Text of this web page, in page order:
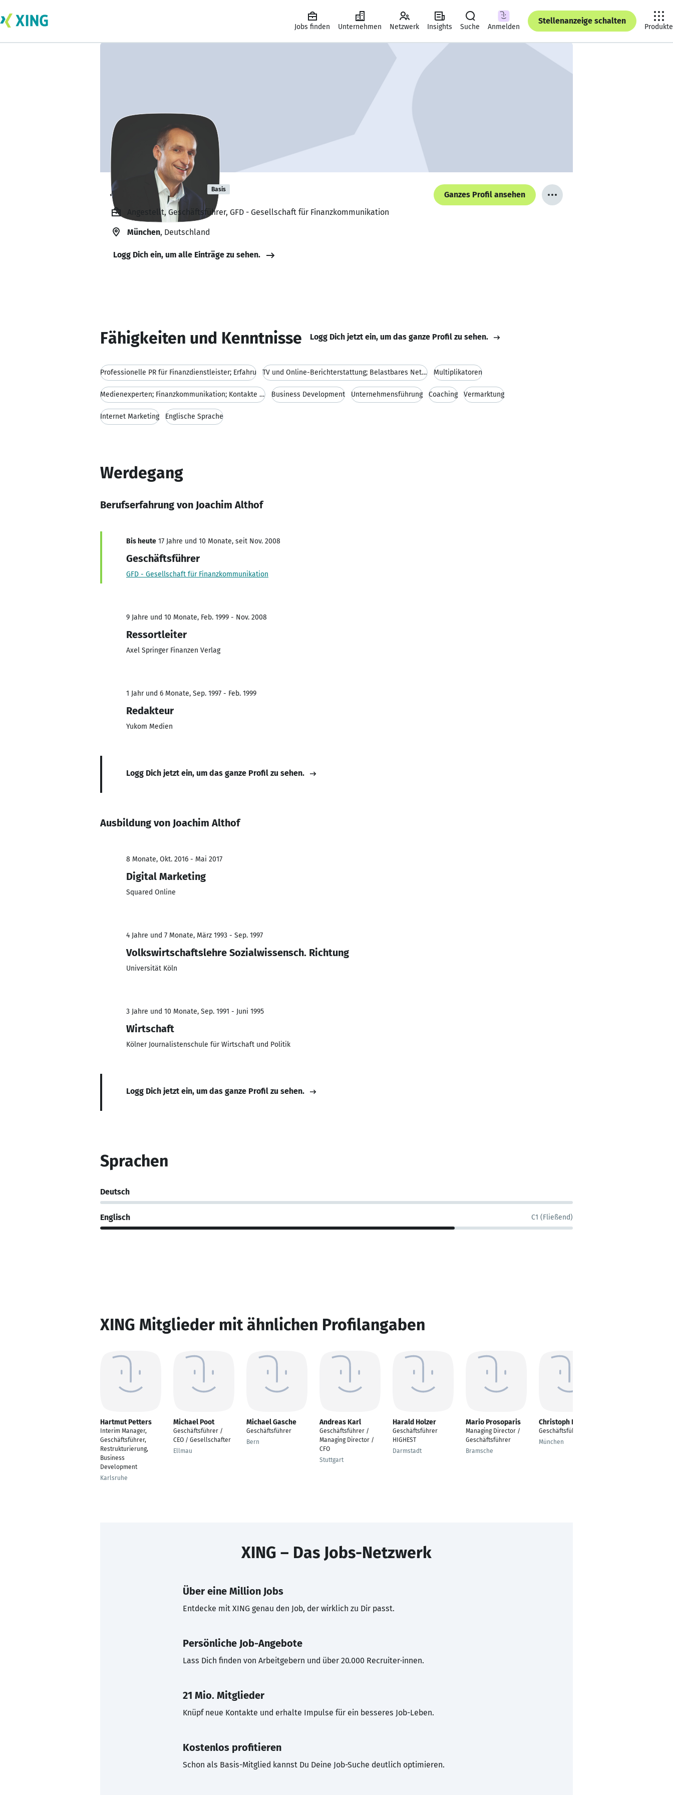
Jobs finden Unternehmen Netzwerk Insights Suche Anmelden
Stellenanzeige schalten
Produkte
Joachim Althof Basis
Ganzes Profil ansehen
Angestellt, Geschäftsführer, GFD - Gesellschaft für Finanzkommunikation
München, Deutschland
Logg Dich ein, um alle Einträge zu sehen.
Fähigkeiten und Kenntnisse Logg Dich jetzt ein, um das ganze Profil zu sehen.
Professionelle PR für Finanzdienstleister; Erfahru TV und Online-Berichterstattung; Belastbares Netzw Multiplikatoren
Medienexperten; Finanzkommunikation; Kontakte zu A Business Development Unternehmensführung Coaching Vermarktung
Internet Marketing Englische Sprache
Werdegang
Berufserfahrung von Joachim Althof
Bis heute 17 Jahre und 10 Monate, seit Nov. 2008
Geschäftsführer
GFD - Gesellschaft für Finanzkommunikation
9 Jahre und 10 Monate, Feb. 1999 - Nov. 2008
Ressortleiter
Axel Springer Finanzen Verlag
1 Jahr und 6 Monate, Sep. 1997 - Feb. 1999
Redakteur
Yukom Medien
Logg Dich jetzt ein, um das ganze Profil zu sehen.
Ausbildung von Joachim Althof
8 Monate, Okt. 2016 - Mai 2017
Digital Marketing
Squared Online
4 Jahre und 7 Monate, März 1993 - Sep. 1997
Volkswirtschaftslehre Sozialwissensch. Richtung
Universität Köln
3 Jahre und 10 Monate, Sep. 1991 - Juni 1995
Wirtschaft
Kölner Journalistenschule für Wirtschaft und Politik
Logg Dich jetzt ein, um das ganze Profil zu sehen.
Sprachen
Deutsch
Englisch C1 (Fließend)
XING Mitglieder mit ähnlichen Profilangaben
Hartmut Petters
Interim Manager,
Geschäftsführer,
Restrukturierung,
Business
Development
Karlsruhe
Michael Poot
Geschäftsführer /
CEO / Gesellschafter
Ellmau
Michael Gasche
Geschäftsführer
Bern
Andreas Karl
Geschäftsführer /
Managing Director /
CFO
Stuttgart
Harald Holzer
Geschäftsführer
HIGHEST
Darmstadt
Mario Prosoparis
Managing Director /
Geschäftsführer
Bramsche
Christoph Hofer
Geschäftsführer
München
XING – Das Jobs-Netzwerk
Über eine Million Jobs
Entdecke mit XING genau den Job, der wirklich zu Dir passt.
Persönliche Job-Angebote
Lass Dich finden von Arbeitgebern und über 20.000 Recruiter·innen.
21 Mio. Mitglieder
Knüpf neue Kontakte und erhalte Impulse für ein besseres Job-Leben.
Kostenlos profitieren
Schon als Basis-Mitglied kannst Du Deine Job-Suche deutlich optimieren.